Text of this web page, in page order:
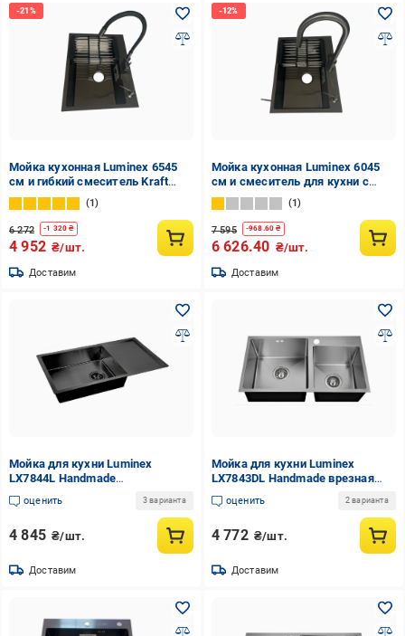
Мойка кухонная Luminex 6545
см и гибкий смеситель Kraft
Черный
1
6 272 -1 320 ₴
4 952 ₴/шт.
Доставим
Мойка кухонная Luminex 6045
см и смеситель для кухни с
выдвижным изливом Kroner-
PVD03915 Черный
1
7 595 -968.60 ₴
6 626.40 ₴/шт.
Доставим
Мойка для кухни Luminex
LX7844L Handmade
нержавеющая сталь врезная
1,0/3,0 780x440 мм Черный
оценить 3 варианта
4 845 ₴/шт.
Доставим
Мойка для кухни Luminex
LX7843DL Handmade врезная
нержавеющая сталь 1,0/3,0
780x430 мм Сатин (LX7843DL-
оценить 2 варианта
4 772 ₴/шт.
Доставим